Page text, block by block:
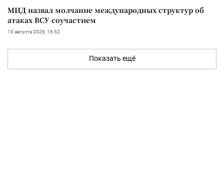
МИД назвал молчание международных структур об
атаках ВСУ соучастием
10 августа 2026, 16:52
Показать ещё